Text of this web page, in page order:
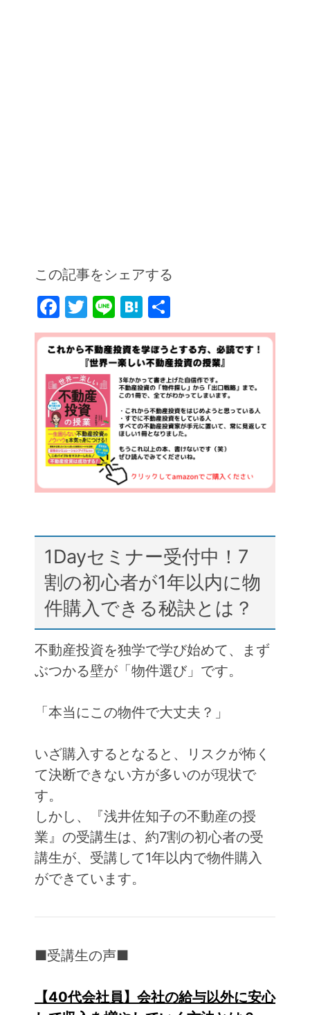
この記事をシェアする
F
a
c
e
b
o
o
k
T
w
itt
er
Li
n
e
H
at
e
n
a
有
1Dayセミナー受付中！7
割の初心者が1年以内に物
件購入できる秘訣とは？
不動産投資を独学で学び始めて、まず
ぶつかる壁が「物件選び」です。
「本当にこの物件で大丈夫？」
いざ購入するとなると、リスクが怖く
て決断できない方が多いのが現状で
す。
しかし、『浅井佐知子の不動産の授
業』の受講生は、約7割の初心者の受
講生が、受講して1年以内で物件購入
ができています。
■受講生の声■
【40代会社員】会社の給与以外に安心